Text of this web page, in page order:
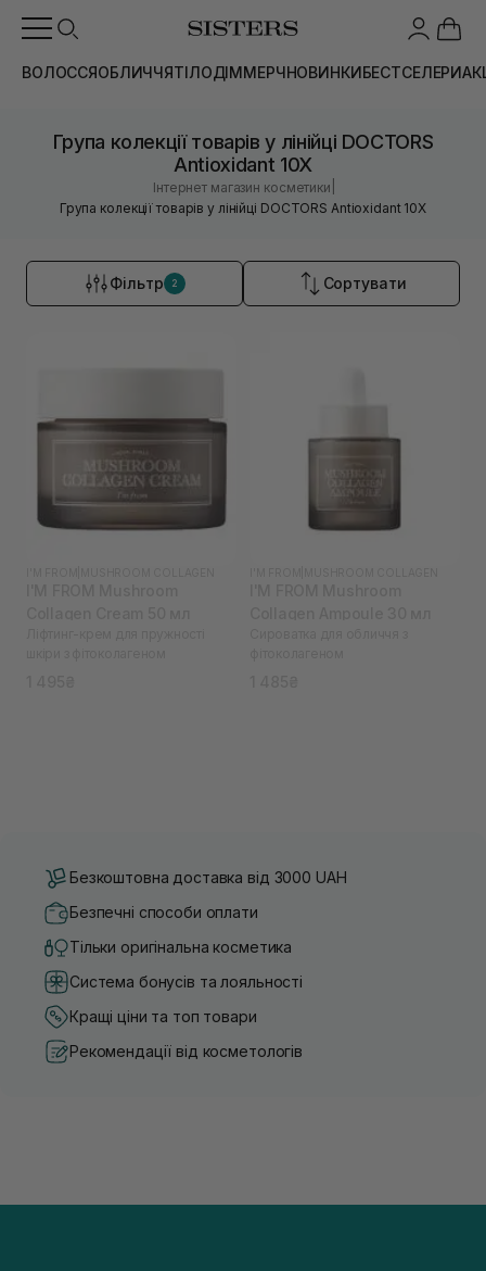
ВОЛОССЯОБЛИЧЧЯТІЛОДІММЕРЧНОВИНКИБЕСТСЕЛЕРИ
Група колекції товарів у лінійці DOCTORS
Antioxidant 10X
Інтернет магазин косметики
Група колекції товарів у лінійці DOCTORS Antioxidant 10X
Фільтр 2 Сортувати
Безкоштовна доставка від 3000 UAH
Безпечні способи оплати
Тільки оригінальна косметика
Система бонусів та лояльності
Кращі ціни та топ товари
Рекомендації від косметологів